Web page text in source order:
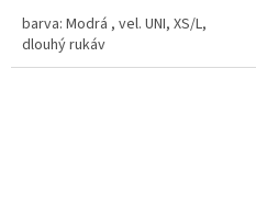
barva: Modrá , vel. UNI, XS/L,
dlouhý rukáv